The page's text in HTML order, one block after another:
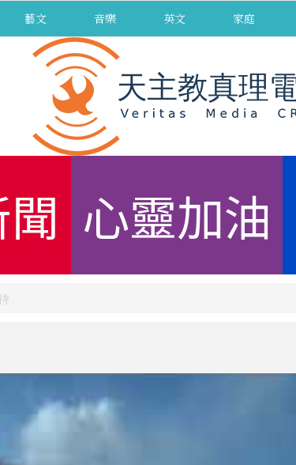
藝文 音樂 英文 家庭
心靈加油